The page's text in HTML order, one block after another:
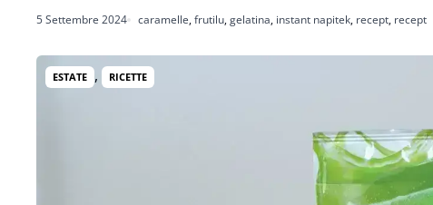
5 Settembre 2024 caramelle,frutilu,gelatina, instant napitek, recept, recept
ESTATE , RICETTE